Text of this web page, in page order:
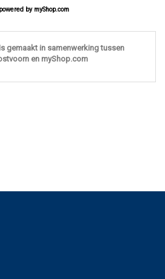
powered by myShop.com
gemaakt in samenwerking tussen
en myShop.com